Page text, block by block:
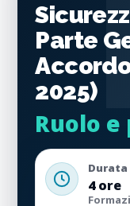
Parte
2025)
Ruolo
4 ore